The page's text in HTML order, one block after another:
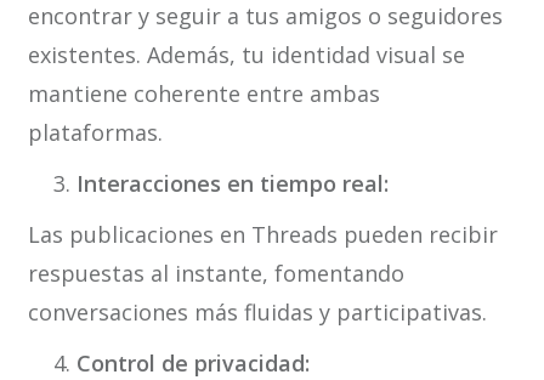
encontrar y seguir a tus amigos o seguidores
existentes. Además, tu identidad visual se
mantiene coherente entre ambas
plataformas.
Interacciones en tiempo real:
Las publicaciones en Threads pueden recibir
respuestas al instante, fomentando
conversaciones más fluidas y participativas.
Control de privacidad: